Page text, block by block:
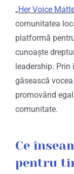
„Her Voice
comunitatea
platformă
cunoaște
leadership.
găsească
promovând
comunitate.
Ce
pentru